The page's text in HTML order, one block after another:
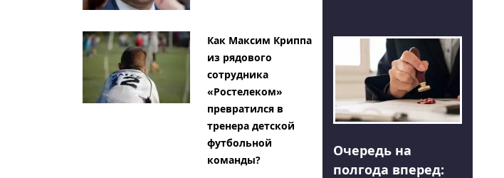
Как Максим Криппа
из рядового
сотрудника
«Ростелеком»
превратился в
тренера детской
футбольной
команды?
Очередь на
полгода вперед: